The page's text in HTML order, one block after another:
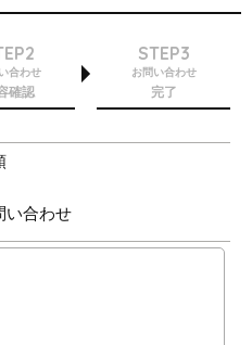
合わせ
確認
STEP3
お問い合わせ
完了
い合わせ